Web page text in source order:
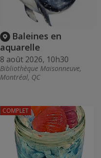
Baleines en
aquarelle
8 août 2026, 10h30
Bibliothèque Maisonneuve,
Montréal, QC
COMPLET